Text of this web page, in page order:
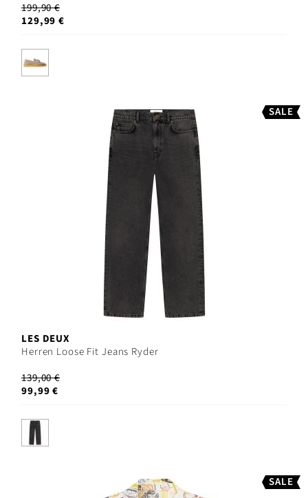
199,90 €
129,99 €
SALE
LES DEUX
Herren Loose Fit Jeans Ryder
139,00 €
99,99 €
SALE